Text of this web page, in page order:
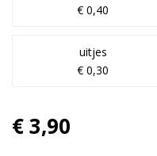
€ 0,40
uitjes
€ 0,30
€ 3,90